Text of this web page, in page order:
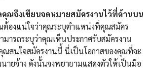
คุณจึงเขียนจดหมายสมัครงานไว้ที่ด้านบน
ต้องแน่ใจว่าคุณระบุตำแหน่งที่คุณสมัคร
มารถระบุว่าคุณเห็นประกาศรับสมัครงาน
สนใจสมัครงานนี้ นี่เป็นโอกาสของคุณที่จะ
ายจ้าง ดังนั้นจงพยายามแสดงตัวให้เป็นมือ